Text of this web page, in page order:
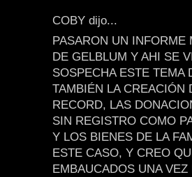
COBY dijo...
PASARON UN INFORME
DE GELBLUM Y AHI SE
SOSPECHA ESTE TEMA
TAMBIÉN LA CREACIÓN
RECORD, LAS
SIN REGISTRO COMO
Y LOS BIENES DE LA
ESTE CASO, Y CREO
EMBAUCADOS UNA